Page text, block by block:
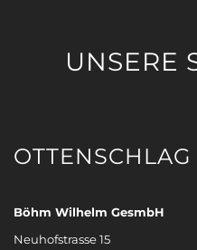
UNSERE
OTTENSCHLAG
Böhm Wilhelm GesmbH
Neuhofstrasse 15